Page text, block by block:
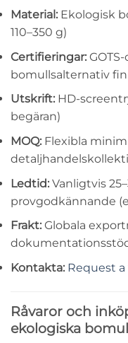
Material: Ekologisk
110–350 g)
Certifieringar:
bomullsalternativ
Utskrift: HD-
begäran)
MOQ: Flexibla
Ledtid: Vanligtvis
provgodkännande
Frakt: Globala
Kontakta: Request
Råvaror och
ekologiska